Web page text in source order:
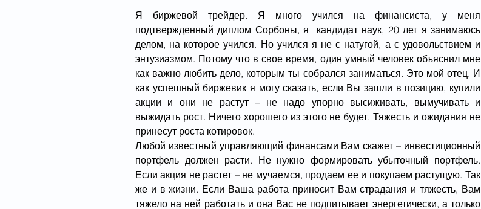
Я биржевой трейдер. Я много учился на финансиста, у меня
подтвержденный диплом Сорбоны, я  кандидат наук, 20 лет я занимаюсь
делом, на которое учился. Но учился я не с натугой, а с удовольствием и
энтузиазмом. Потому что в свое время, один умный человек объяснил мне
как важно любить дело, которым ты собрался заниматься. Это мой отец. И
как успешный биржевик я могу сказать, если Вы зашли в позицию, купили
акции и они не растут – не надо упорно высиживать, вымучивать и
выжидать рост. Ничего хорошего из этого не будет. Тяжесть и ожидания не
принесут роста котировок.
Любой известный управляющий финансами Вам скажет – инвестиционный
портфель должен расти. Не нужно формировать убыточный портфель.
Если акция не растет – не мучаемся, продаем ее и покупаем растущую. Так
же и в жизни. Если Ваша работа приносит Вам страдания и тяжесть, Вам
тяжело на ней работать и она Вас не подпитывает энергетически, а только